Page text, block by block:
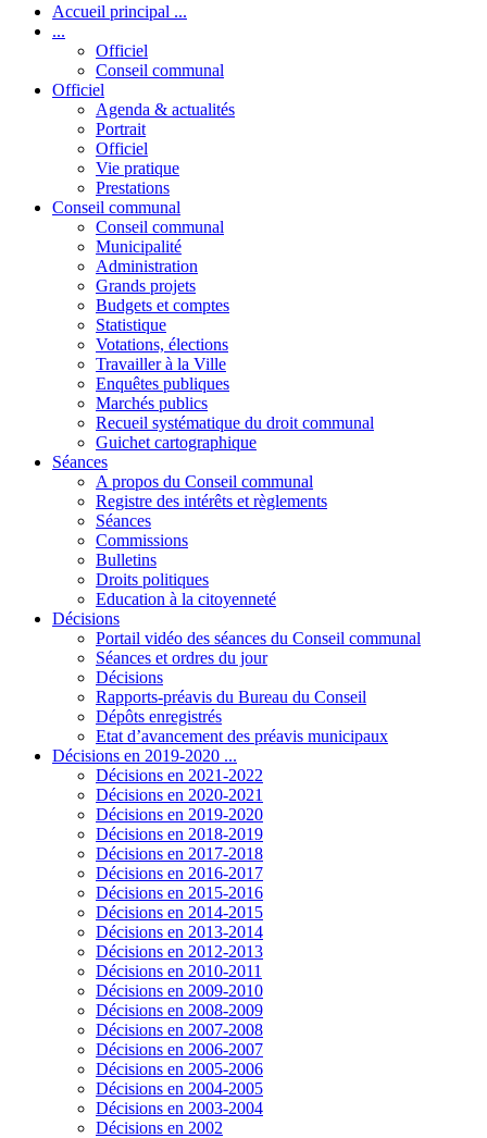
Accueil principal ...
...
Officiel
Conseil communal
Officiel
Agenda & actualités
Portrait
Officiel
Vie pratique
Prestations
Conseil communal
Conseil communal
Municipalité
Administration
Grands projets
Budgets et comptes
Statistique
Votations, élections
Travailler à la Ville
Enquêtes publiques
Marchés publics
Recueil systématique du droit communal
Guichet cartographique
Séances
A propos du Conseil communal
Registre des intérêts et règlements
Séances
Commissions
Bulletins
Droits politiques
Education à la citoyenneté
Décisions
Portail vidéo des séances du Conseil communal
Séances et ordres du jour
Décisions
Rapports-préavis du Bureau du Conseil
Dépôts enregistrés
Etat d’avancement des préavis municipaux
Décisions en 2019-2020 ...
Décisions en 2021-2022
Décisions en 2020-2021
Décisions en 2019-2020
Décisions en 2018-2019
Décisions en 2017-2018
Décisions en 2016-2017
Décisions en 2015-2016
Décisions en 2014-2015
Décisions en 2013-2014
Décisions en 2012-2013
Décisions en 2010-2011
Décisions en 2009-2010
Décisions en 2008-2009
Décisions en 2007-2008
Décisions en 2006-2007
Décisions en 2005-2006
Décisions en 2004-2005
Décisions en 2003-2004
Décisions en 2002